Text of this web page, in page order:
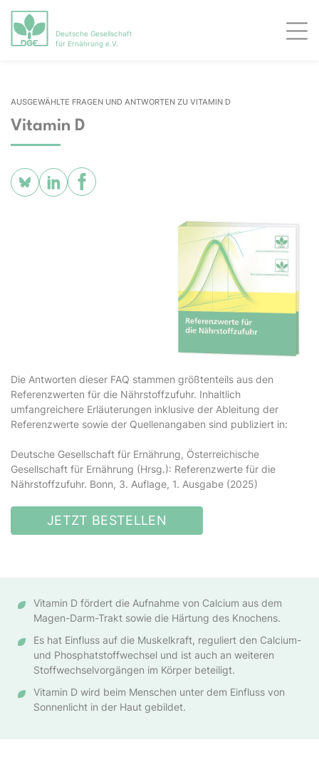
Deutsche Gesellschaft
für Ernährung e.V.
AUSGEWÄHLTE FRAGEN UND ANTWORTEN ZU VITAMIN D
Vitamin D
Die Antworten dieser FAQ stammen größtenteils aus den
Referenzwerten für die Nährstoffzufuhr. Inhaltlich
umfangreichere Erläuterungen inklusive der Ableitung der
Referenzwerte sowie der Quellenangaben sind publiziert in:
Deutsche Gesellschaft für Ernährung, Österreichische
Gesellschaft für Ernährung (Hrsg.): Referenzwerte für die
Nährstoffzufuhr. Bonn, 3. Auflage, 1. Ausgabe (2025)
JETZT BESTELLEN
Vitamin D fördert die Aufnahme von Calcium aus dem
Magen-Darm-Trakt sowie die Härtung des Knochens.
Es hat Einfluss auf die Muskelkraft, reguliert den Calcium-
und Phosphatstoffwechsel und ist auch an weiteren
Stoffwechselvorgängen im Körper beteiligt.
Vitamin D wird beim Menschen unter dem Einfluss von
Sonnenlicht in der Haut gebildet.